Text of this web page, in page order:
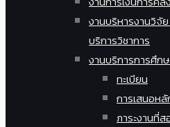
งานบริหารงานวิจั
บริการวิชาการ
งานบริการการศึก
ทะเบียน
การเสนอห
ภาระงานที่ส